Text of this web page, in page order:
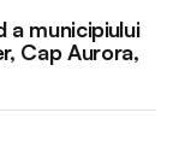
a municipiului
Cap Aurora,